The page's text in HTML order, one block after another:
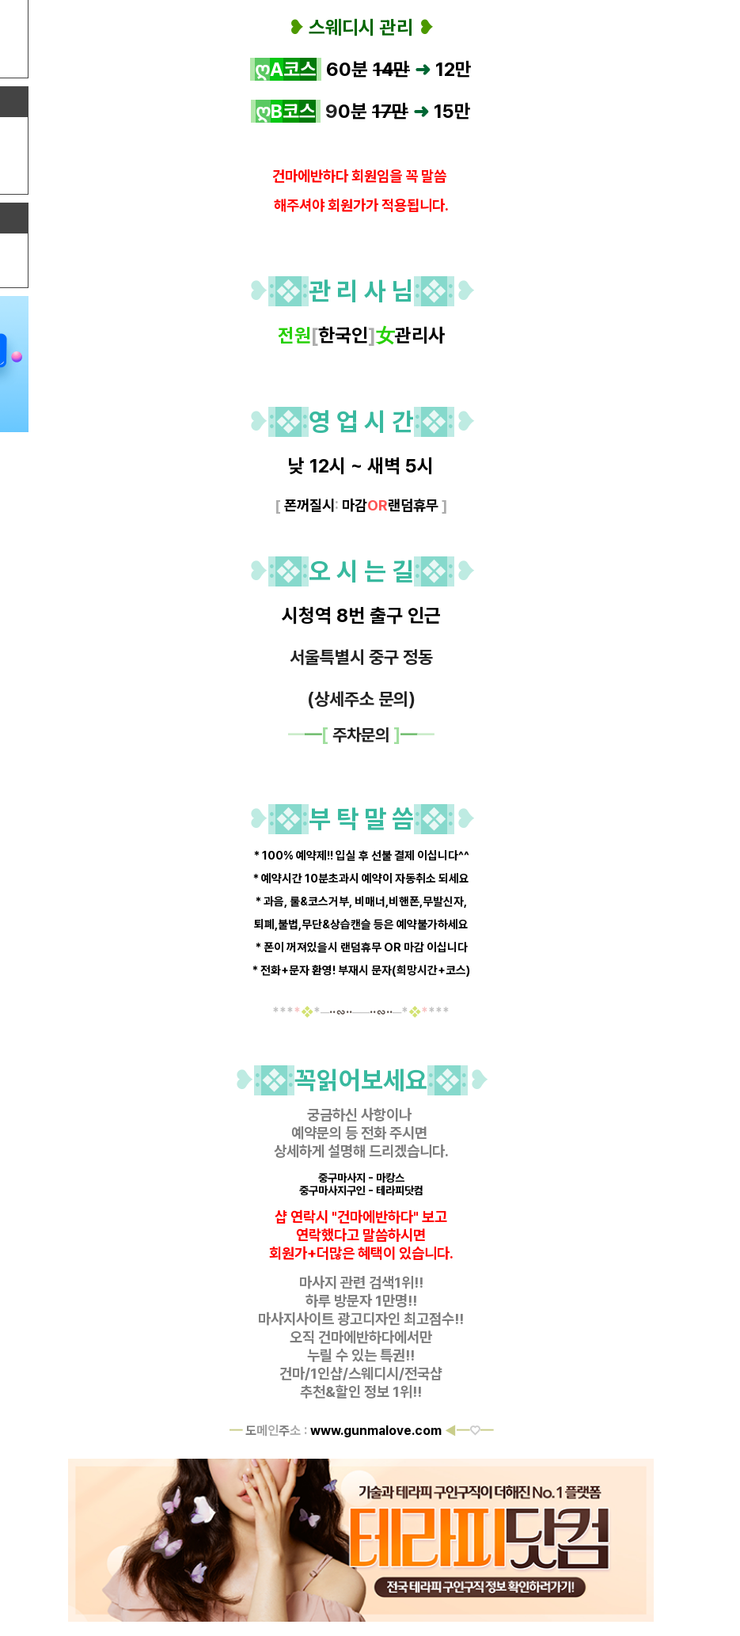
❥ 스웨디시 관리 ❥
ღA코스 60분 14만 ➜ 12만
ღB코스 90분 17만 ➜ 15만
건마에반하다 회원임을 꼭 말씀
해주셔야 회원가가 적용됩니다.
❥:❖:관 리 사 님:❖:❥
전원[한국인]女관리사
❥:❖:영 업 시 간:❖:❥
낮 12시 ~ 새벽 5시
[ 폰꺼질시 : 마감OR랜덤휴무]
❥:❖:오 시 는 길:❖:❥
시청역 8번 출구 인근
서울특별시 중구정동
(상세주소 문의)
━━[ 주차문의 ] ━━
❥:❖:부 탁 말 씀:❖:❥
* 100% 예약제!! 입실 후 선불 결제 이십니다^^
* 예약시간 10분초과시 예약이 자동취소 되세요
* 과음, 룰&코스거부, 비매너,비핸폰,무발신자,
퇴폐,불법,무단&상습캔슬 등은 예약불가하세요
* 폰이 꺼져있을시 랜덤휴무 OR 마감 이십니다
* 전화+문자 환영! 부재시 문자(희망시간+코스)
* * * *❖*─··∽··──··∽··─*❖* * * *
❥:❖:꼭읽어보세요:❖:❥
궁금하신 사항이나
예약문의 등전화 주시면
상세하게 설명해 드리겠습니다.
중구마사지 - 마캉스
중구마사지구인 - 테라피닷컴
샵 연락시 "건마에반하다" 보고
연락했다고 말씀하시면
회원가+더많은 혜택이 있습니다.
마사지 관련 검색1위!!
하루 방문자 1만명!!
마사지사이트 광고디자인 최고점수!!
오직 건마에반하다에서만
누릴 수 있는 특권!!
건마/1인샵/스웨디시/전국샵
추천&할인 정보 1위!!
━도메 인주소 : www.gunmalove.com ◀━♡━